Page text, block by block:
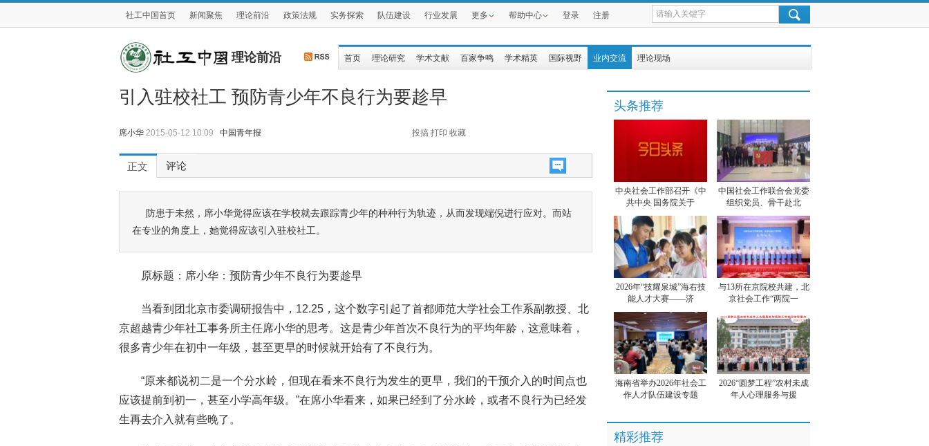
社工中国首页 新闻聚焦 理论前沿 政策法规 实务探索 队伍建设 行业发展 更多 帮助中心 登录 注册
理论前沿 首页 理论研究 学术文献 百家争鸣 学术精英 国际视野 业内交流 理论现场
引入驻校社工 预防青少年不良行为要趁早
席小华 2015-05-12 10:09 中国青年报 投搞 打印 收藏
正文 评论
防患于未然，席小华觉得应该在学校就去跟踪青少年的种种行为轨迹，从而发现端倪进行应对。而站
在专业的角度上，她觉得应该引入驻校社工。
原标题：席小华：预防青少年不良行为要趁早
当看到团北京市委调研报告中，12.25，这个数字引起了首都师范大学社会工作系副教授、北
京超越青少年社工事务所主任席小华的思考。这是青少年首次不良行为的平均年龄，这意味着，
很多青少年在初中一年级，甚至更早的时候就开始有了不良行为。
“原来都说初二是一个分水岭，但现在看来不良行为发生的更早，我们的干预介入的时间点也
应该提前到初一，甚至小学高年级。”在席小华看来，如果已经到了分水岭，或者不良行为已经发
生再去介入就有些晚了。
头条推荐
中央社会工作部召开《中
共中央 国务院关于
中国社会工作联合会党委
组织党员、骨干赴北
2026年“技耀泉城”海右技
能人才大赛——济
与13所在京院校共建，北
京社会工作“两院一
海南省举办2026年社会工
作人才队伍建设专题
2026“圆梦工程”农村未成
年人心理服务与援
精彩推荐